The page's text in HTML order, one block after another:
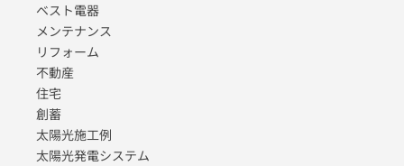
ベスト電器
メンテナンス
リフォーム
不動産
住宅
創蓄
太陽光施工例
太陽光発電システム